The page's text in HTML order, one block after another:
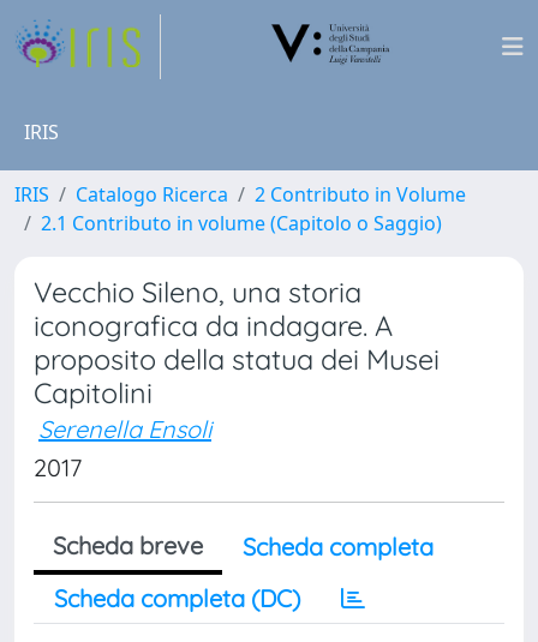
IRIS
IRIS Catalogo Ricerca
2 Contributo in Volume
2.1 Contributo in volume (Capitolo o Saggio)
Vecchio Sileno, una storia
iconografica da indagare. A
proposito della statua dei Musei
Capitolini
Serenella Ensoli
2017
Scheda breve
Scheda completa
Scheda completa (DC)